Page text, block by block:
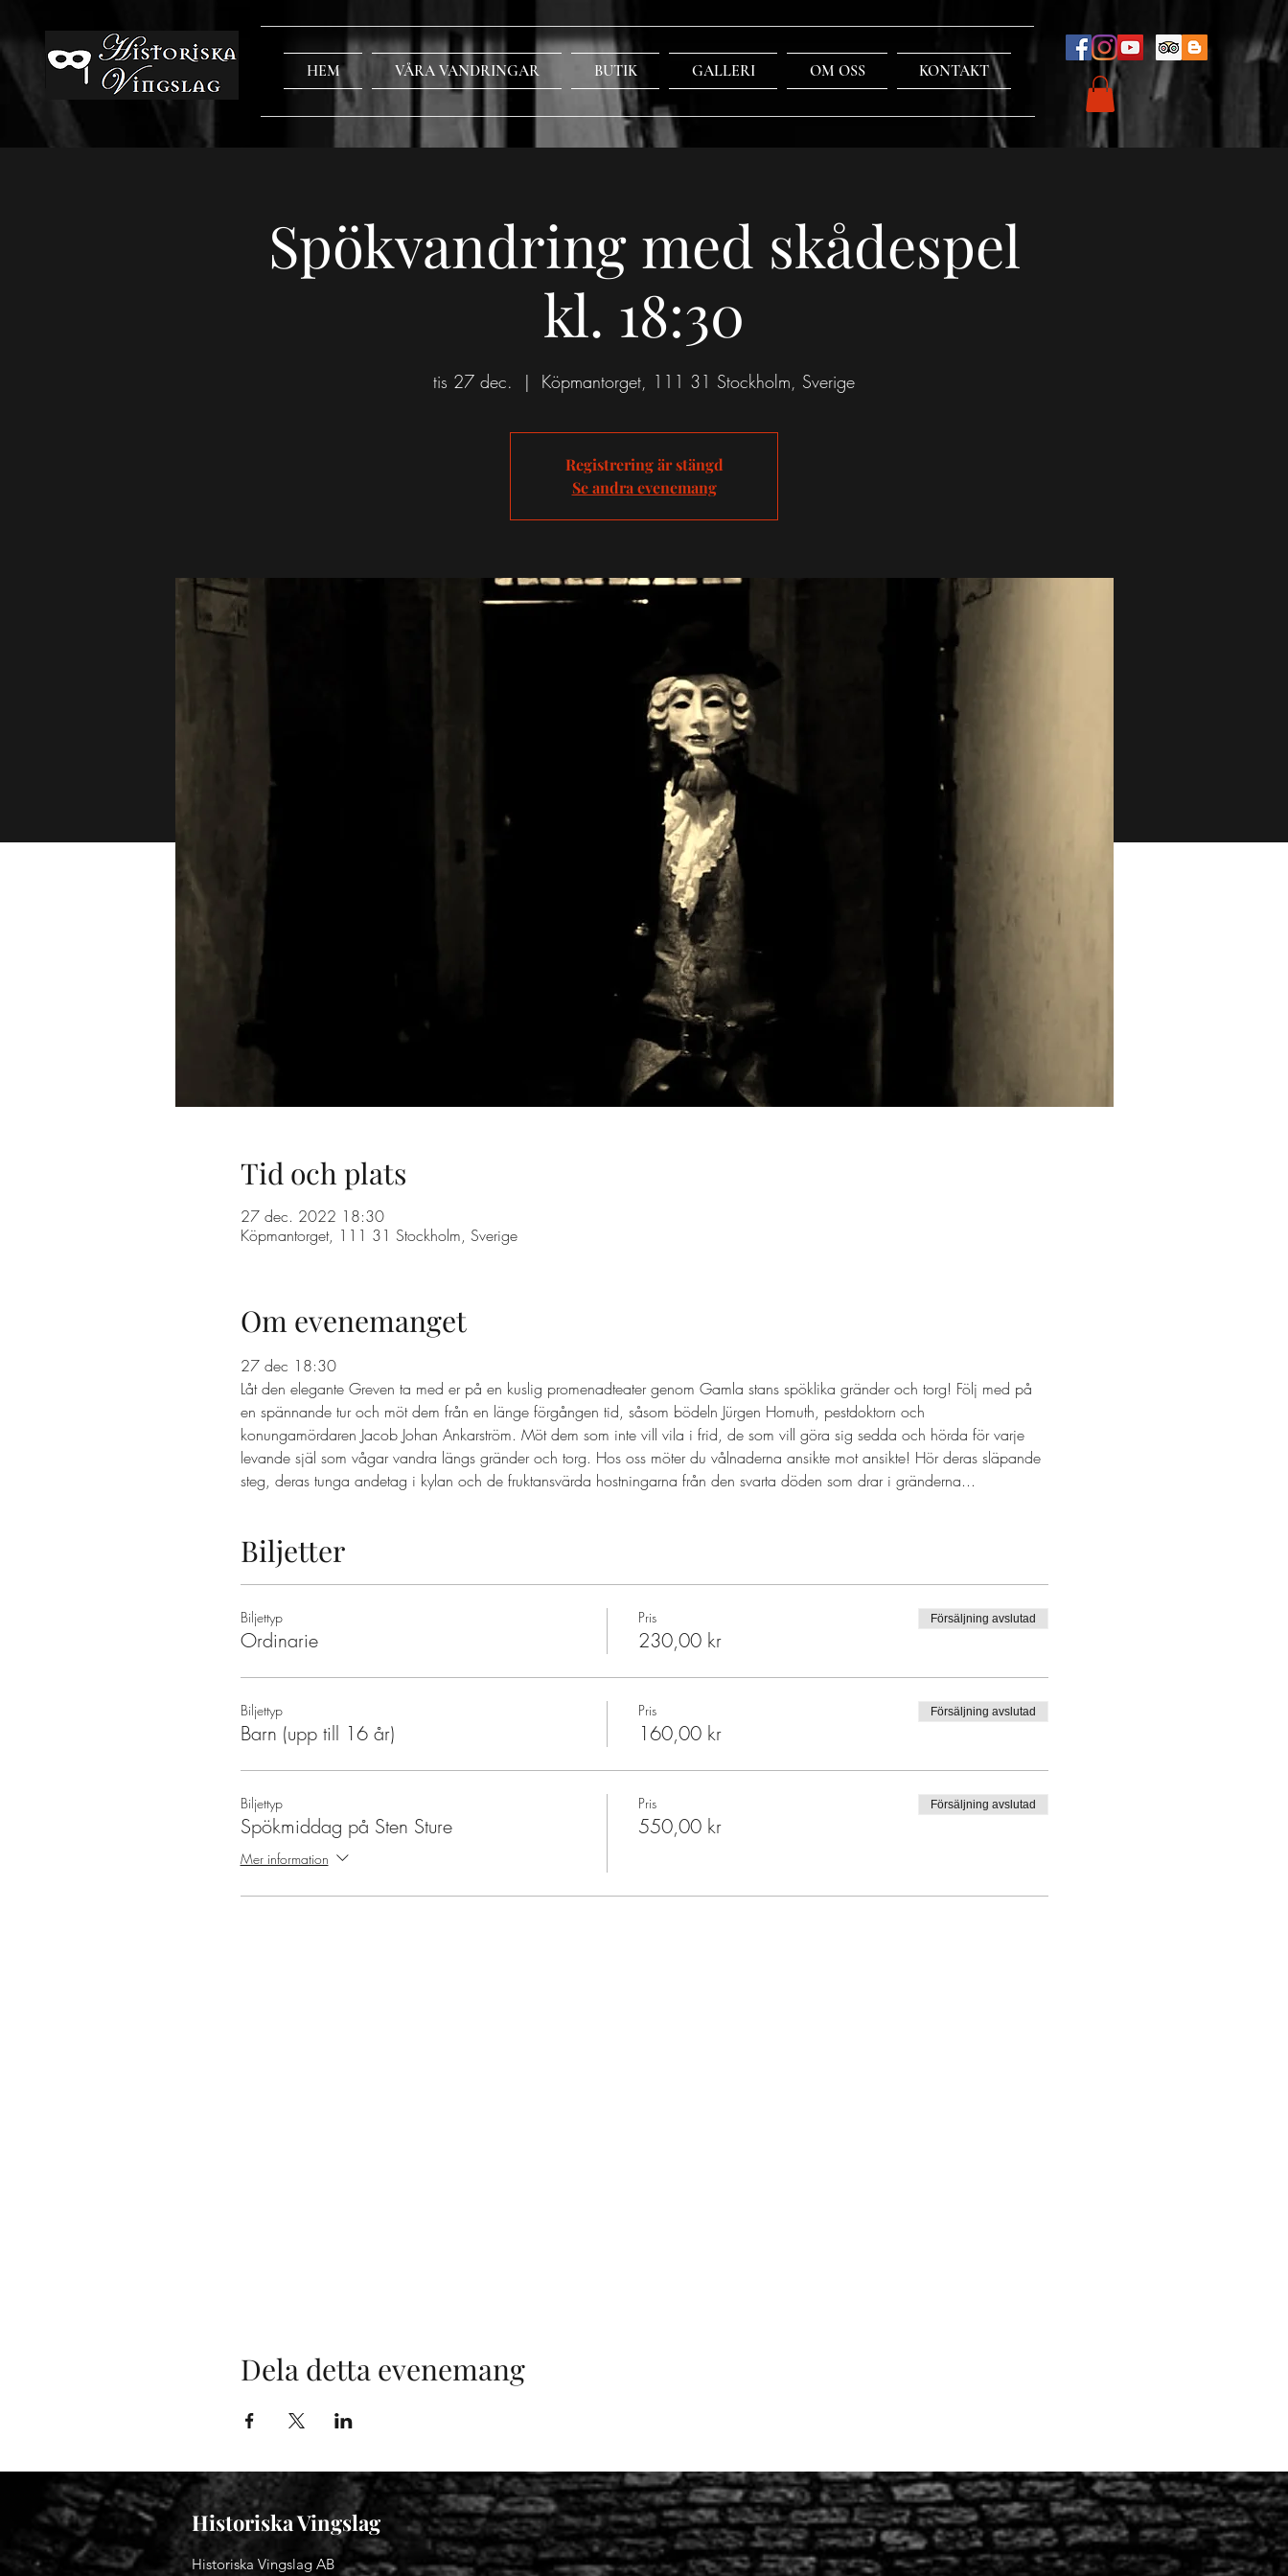
HEM VÅRA VANDRINGAR BUTIK GALLERI OM OSS KONTAKT
Spökvandring med skådespel
kl. 18:30
tis 27 dec.
  |
Köpmantorget, 111 31 Stockholm, Sverige
Registrering är stängd
Se andra evenemang
Tid och plats
27 dec. 2022 18:30
Köpmantorget, 111 31 Stockholm, Sverige
Om evenemanget
27 dec 18:30
Låt den elegante Greven ta med er på en kuslig promenadteater genom Gamla stans spöklika gränder och torg! Följ med på
en spännande tur och möt dem från en länge förgången tid, såsom bödeln Jürgen Homuth, pestdoktorn och
konungamördaren Jacob Johan Ankarström. Möt dem som inte vill vila i frid, de som vill göra sig sedda och hörda för varje
levande själ som vågar vandra längs gränder och torg. Hos oss möter du vålnaderna ansikte mot ansikte! Hör deras släpande
steg, deras tunga andetag i kylan och de fruktansvärda hostningarna från den svarta döden som drar i gränderna...
Biljetter
Biljettyp
Ordinarie
Pris
230,00 kr
Försäljning avslutad
Biljettyp
Barn (upp till 16 år)
Pris
160,00 kr
Försäljning avslutad
Biljettyp
Spökmiddag på Sten Sture
Mer information
Pris
550,00 kr
Försäljning avslutad
Dela detta evenemang
Historiska Vingslag
Historiska Vingslag AB